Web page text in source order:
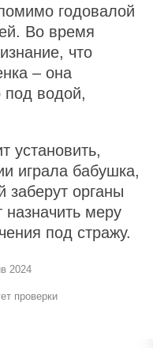
годовалой
Во время
что
– она
под водой,
установить,
играла бабушка,
заберут органы
меру
под стражу.
2024
проверки